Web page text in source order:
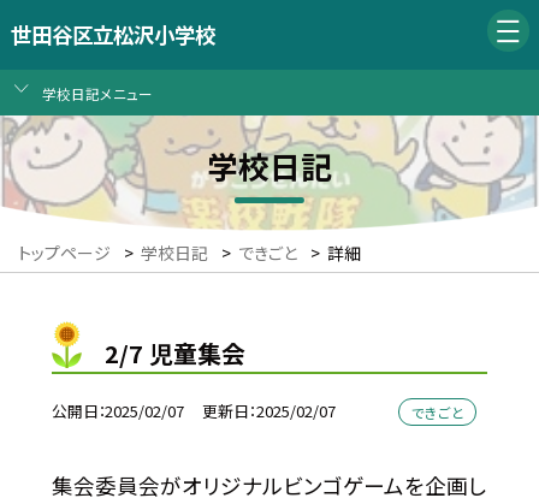
世田谷区立松沢小学校
学校日記メニュー
学校日記
トップページ > 学校日記 > できごと > 詳細
2/7 児童集会
公開日 2025/02/07 更新日 2025/02/07 できごと
集会委員会がオリジナルビンゴゲームを企画し